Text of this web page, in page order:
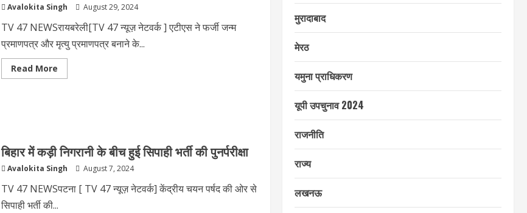
मैथिली
के
पास
कितनी
संपत्‍त‍ि
है
?
Avalokita Singh August 29, 2024
TV 47 NEWSरायबरेली[TV 47 न्यूज़ नेटवर्क ] एटीएस ने फर्जी जन्म
प्रमाणपत्र और मृत्यु प्रमाणपत्र बनाने के...
Read MoreRead
more
आरोपियों
को
भेजा,
में
छापेमारी
बिहार में कड़ी निगरानी के बीच हुई सिपाही भर्ती की पुनर्परीक्षा
Avalokita Singh August 7, 2024
TV 47 NEWSपटना [ TV 47 न्यूज़ नेटवर्क] केंद्रीय चयन पर्षद की ओर से
सिपाही भर्ती की...
मुरादाबाद
मेरठ
यमुना प्राधिकरण
यूपी उपचुनाव 2024
राजनीति
राज्य
लखनऊ